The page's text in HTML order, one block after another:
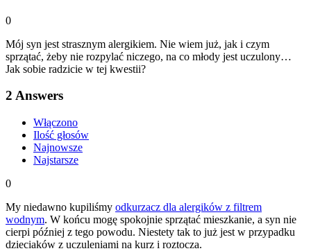
0
Mój syn jest strasznym alergikiem. Nie wiem już, jak i czym
sprzątać, żeby nie rozpylać niczego, na co młody jest uczulony…
Jak sobie radzicie w tej kwestii?
2 Answers
Włączono
Ilość głosów
Najnowsze
Najstarsze
0
My niedawno kupiliśmy odkurzacz dla alergików z filtrem
wodnym. W końcu mogę spokojnie sprzątać mieszkanie, a syn nie
cierpi później z tego powodu. Niestety tak to już jest w przypadku
dzieciaków z uczuleniami na kurz i roztocza.